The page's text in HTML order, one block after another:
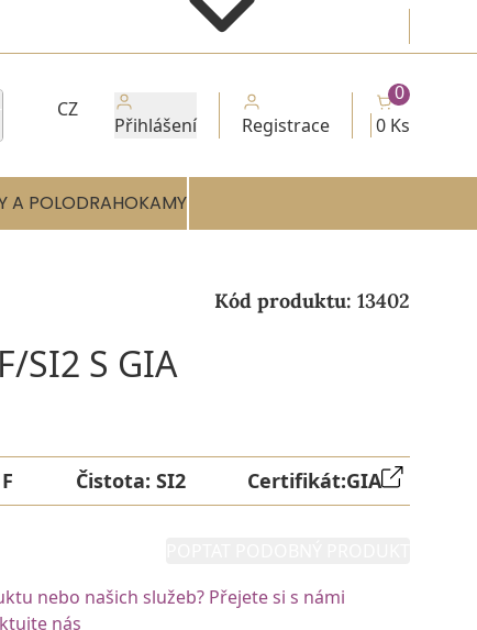
CZ
Přihlášení Registrace 0 Ks
0
A POLODRAHOKAMY
Kód produktu: 13402
SI2 S GIA
F Čistota: SI2 Certifikát:GIA
nebo našich služeb? Přejete si s námi
nás